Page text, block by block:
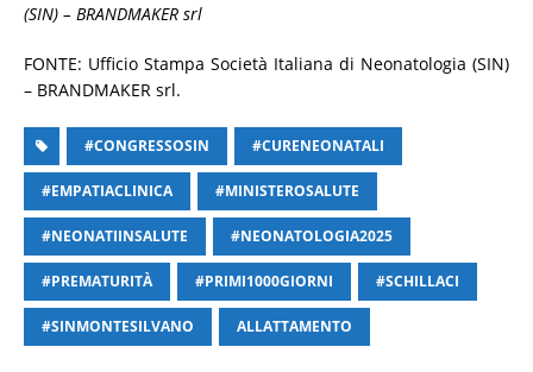
(SIN) – BRANDMAKER srl
FONTE: Ufficio Stampa Società Italiana di Neonatologia (SIN)
– BRANDMAKER srl.
#CONGRESSOSIN #CURENEONATALI
#EMPATIACLINICA #MINISTEROSALUTE
#NEONATIINSALUTE #NEONATOLOGIA2025
#PREMATURITÀ #PRIMI1000GIORNI #SCHILLACI
#SINMONTESILVANO ALLATTAMENTO